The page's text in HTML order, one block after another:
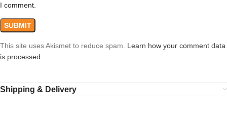
I comment.
This site uses Akismet to reduce spam. Learn how your comment data
is processed.
Shipping & Delivery